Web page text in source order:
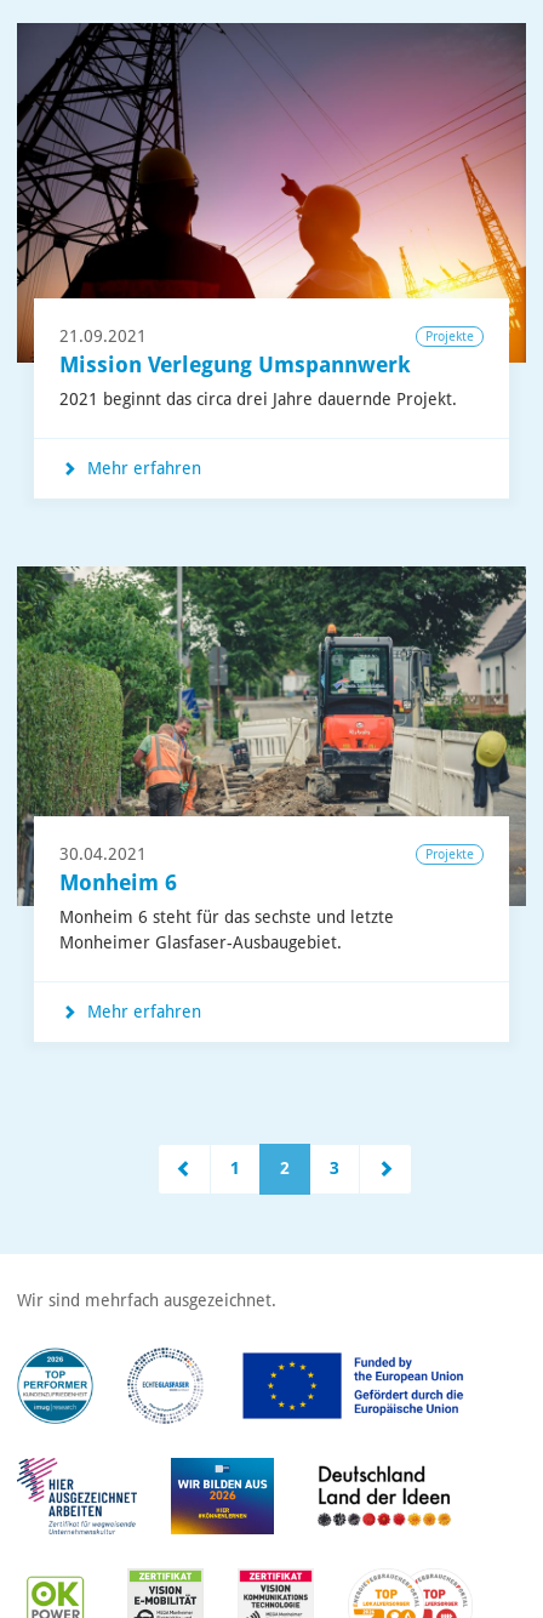
21.09.2021 Projekte
Mission Verlegung Umspannwerk
2021 beginnt das circa drei Jahre dauernde Projekt.
Mehr erfahren
30.04.2021 Projekte
Monheim 6
Monheim 6 steht für das sechste und letzte
Monheimer Glasfaser-Ausbaugebiet.
Mehr erfahren
1 2 3
Wir sind mehrfach ausgezeichnet.